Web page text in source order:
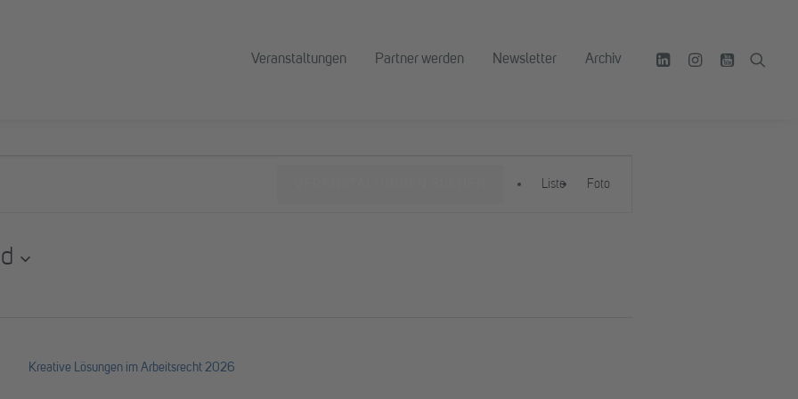
Veranstaltungen Partner werden Newsletter Archiv
Ansichten-
Liste Foto
Kreative Lösungen im Arbeitsrecht 2026